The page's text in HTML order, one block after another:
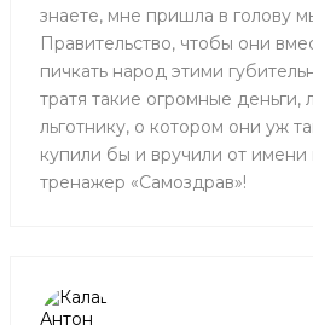
знаете, мне пришла в голову
Правительство, чтобы они
пичкать народ этими
тратя такие огромные
льготнику, о котором они уж
купили бы и вручили от имени
тренажер «Самоздрав»!